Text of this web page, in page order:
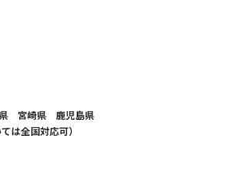
宮崎県 鹿児島県
は全国対応可）